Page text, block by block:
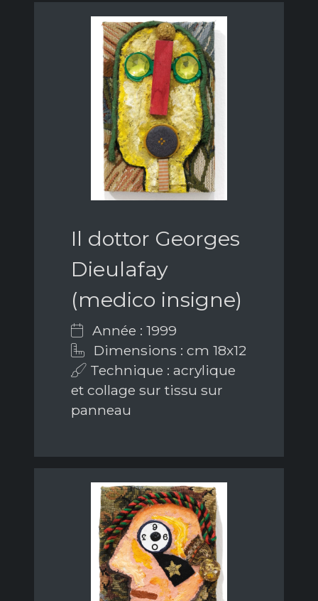
Il dottor Georges
Dieulafay
(medico insigne)
Année : 1999
Dimensions : cm 18x12
Technique : acrylique
et collage sur tissu sur
panneau